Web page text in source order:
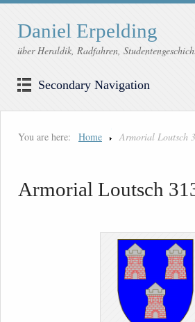
Daniel Erpelding
über Heraldik, Radfahren,
Secondary Navigation
You are here: Home Armorial Loutsch
Armorial Loutsch